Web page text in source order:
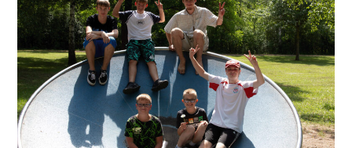
zum
Abenteuerspielplatz